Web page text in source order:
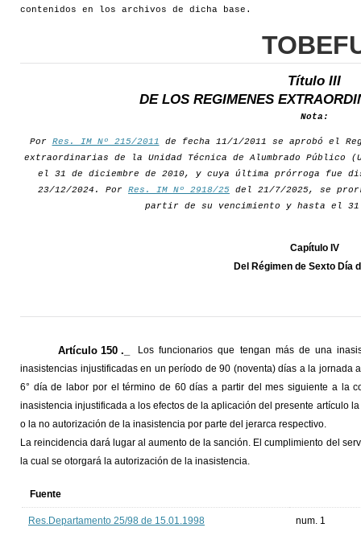
contenidos en los archivos de dicha base.
Título III
DE LOS REGIMENES
Nota:
Por Res. IM Nº 215/2011 de fecha 11/1/2011 se aprobó el
extraordinarias de la Unidad Técnica de Alumbrado Público
el 31 de diciembre de 2010, y cuya última prórroga fue
23/12/2024. Por Res. IM Nº 2918/25 del 21/7/2025, se
partir de su vencimiento y hasta el 31
Capítulo IV
Del Régimen de Sexto Día
Artículo 150 ._
Los funcionarios que tengan más de una
inasistencias injustificadas en un período de 90 (noventa) días a la jornada
6° día de labor por el término de 60 días a partir del mes siguiente a la
inasistencia injustificada a los efectos de la aplicación del presente artículo
o la no autorización de la inasistencia por parte del jerarca respectivo.
La reincidencia dará lugar al aumento de la sanción. El cumplimiento del
la cual se otorgará la autorización de la inasistencia.
Fuente
Res.Departamento 25/98 de 15.01.1998 num. 1